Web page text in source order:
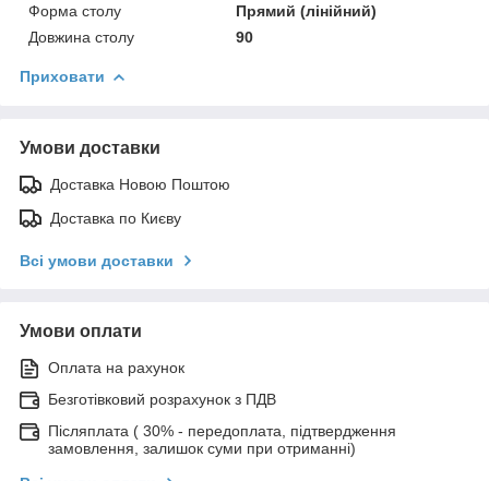
Форма столу
Прямий (лінійний)
Довжина столу
90
Приховати
Умови доставки
Доставка Новою Поштою
Доставка по Києву
Всі умови доставки
Умови оплати
Оплата на рахунок
Безготівковий розрахунок з ПДВ
Післяплата ( 30% - передоплата, підтвердження
замовлення, залишок суми при отриманні)